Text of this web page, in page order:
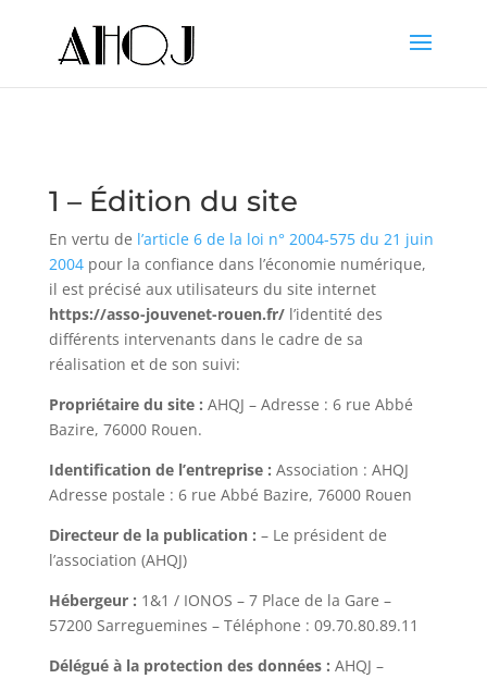
1 – Édition du site
En vertu de l’article 6 de la loi n° 2004-575 du 21 juin
2004pour la confiance dans l’économie numérique,
il est précisé aux utilisateurs du site internet
https://asso-jouvenet-rouen.fr/l’identité des
différents intervenants dans le cadre de sa
réalisation et de son suivi:
Propriétaire du site : AHQJ – Adresse : 6 rue Abbé
Bazire, 76000 Rouen.
Identification de l’entreprise : Association : AHQJ
Adresse postale : 6 rue Abbé Bazire, 76000 Rouen
Directeur de la publication : – Le président de
l’association (AHQJ)
Hébergeur : 1&1 / IONOS – 7 Place de la Gare –
57200 Sarreguemines – Téléphone : 09.70.80.89.11
Délégué à la protection des données : AHQJ –